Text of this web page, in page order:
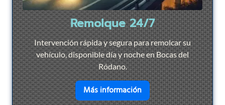
Remolque 24/7
Intervención rápida y segura para remolcar su
vehículo, disponible día y noche en Bocas del
Ródano.
Más informaciónen savoir plus sur